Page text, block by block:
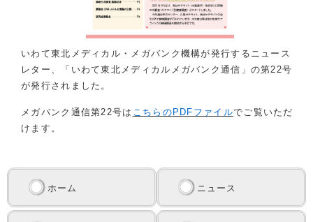
いわて東北メディカル・メガバンク機構が発行するニュース
レター、「いわて東北メディカルメガバンク通信」の第22号
が発行されました。
メガバンク通信第22号は こちらのPDFファイルでご覧いただ
けます。
ホーム ニュース